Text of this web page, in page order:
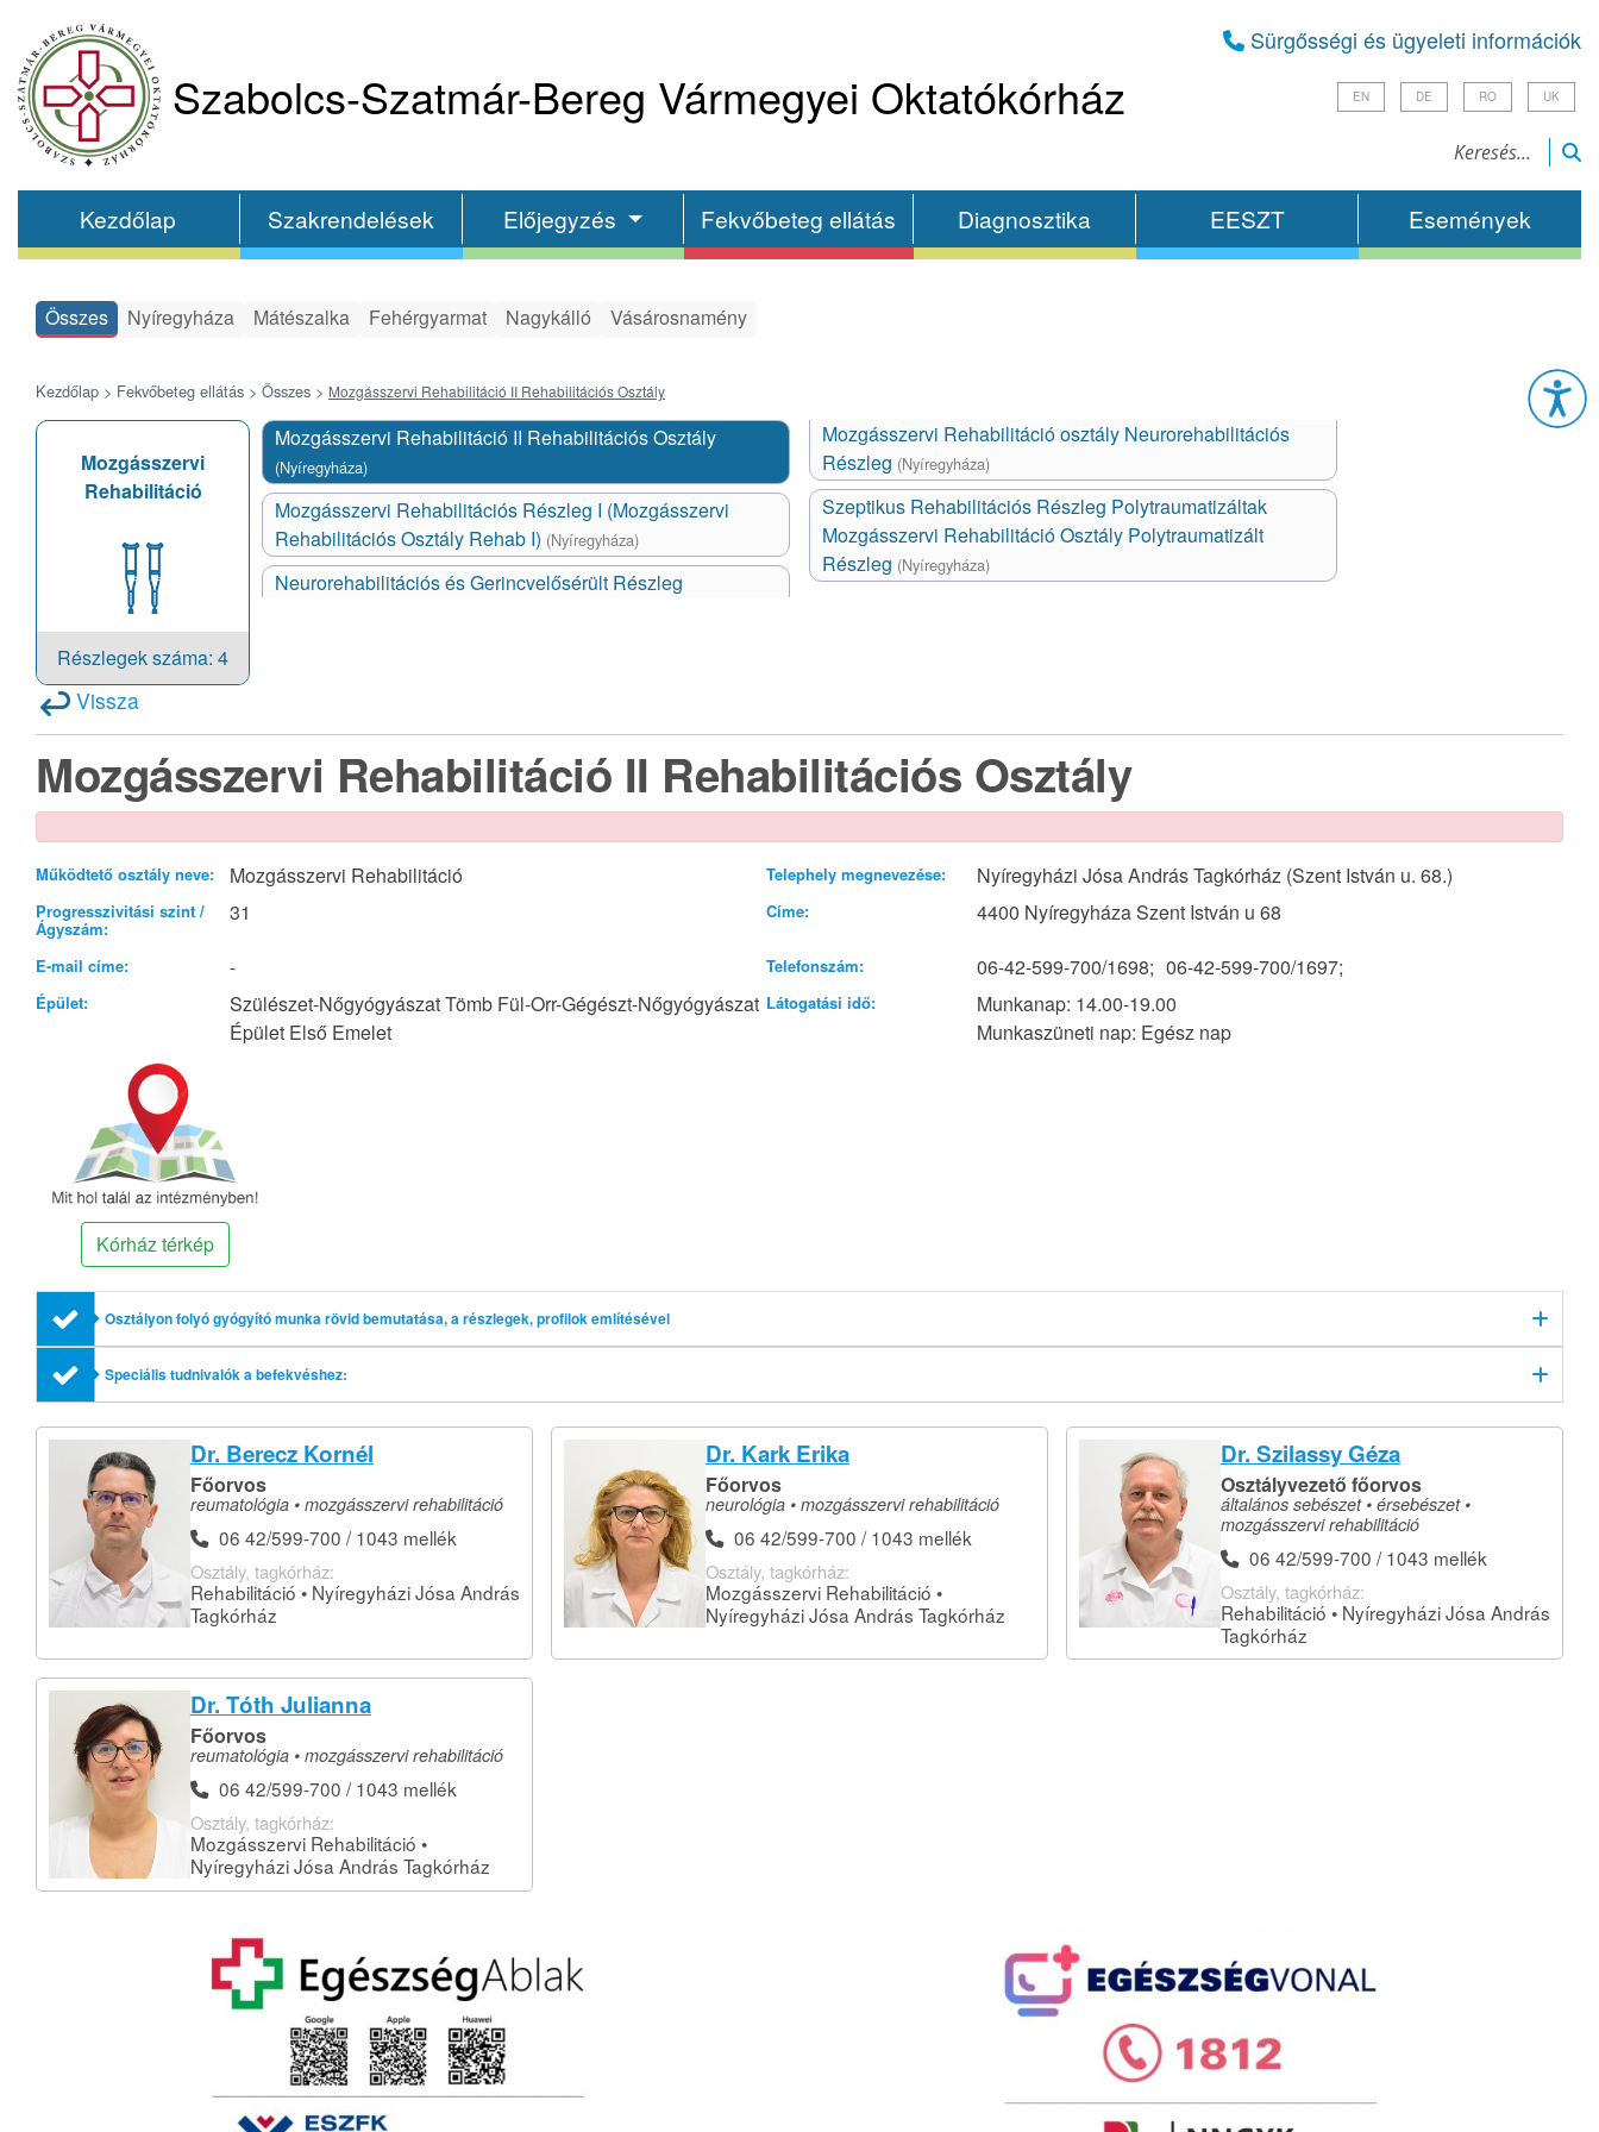
Szabolcs-Szatmár-Bereg Vármegyei Oktatókórház
Sürgősségi és ügyeleti információk
EN DE RO UK
Kezdőlap Szakrendelések Előjegyzés Fekvőbeteg ellátás Diagnosztika EESZT Események
Összes Nyíregyháza Mátészalka Fehérgyarmat Nagykálló Vásárosnamény
Kezdőlap > Fekvőbeteg ellátás > Összes > Mozgásszervi Rehabilitáció II Rehabilitációs Osztály
Mozgásszervi
Rehabilitáció
Részlegek száma: 4
Mozgásszervi Rehabilitáció II Rehabilitációs Osztály
(Nyíregyháza)
Mozgásszervi Rehabilitációs Részleg I (Mozgásszervi
Rehabilitációs Osztály Rehab I) (Nyíregyháza)
Neurorehabilitációs és Gerincvelősérült Részleg
Mozgásszervi Rehabilitáció osztály Neurorehabilitációs
Részleg (Nyíregyháza)
Szeptikus Rehabilitációs Részleg Polytraumatizáltak
Mozgásszervi Rehabilitáció Osztály Polytraumatizált
Részleg (Nyíregyháza)
Vissza
Mozgásszervi Rehabilitáció II Rehabilitációs Osztály
Működtető osztály neve: Mozgásszervi Rehabilitáció Telephely megnevezése: Nyíregyházi Jósa András Tagkórház (Szent István u. 68.)
Progresszivitási szint /
Ágyszám:
31 Címe: 4400 Nyíregyháza Szent István u 68
E-mail címe: - Telefonszám: 06-42-599-700/1698; 06-42-599-700/1697;
Épület:
Szülészet-Nőgyógyászat Tömb Fül-Orr-Gégészt-Nőgyógyászat
Épület Első Emelet
Látogatási idő:
Munkanap: 14.00-19.00
Munkaszüneti nap: Egész nap
Kórház térkép
Osztályon folyó gyógyító munka rövid bemutatása, a részlegek, profilok említésével
Speciális tudnivalók a befekvéshez:
Dr. Berecz Kornél
Főorvos
reumatológia • mozgásszervi rehabilitáció
06 42/599-700 / 1043 mellék
Osztály, tagkórház:
Rehabilitáció • Nyíregyházi Jósa András
Tagkórház
Dr. Kark Erika
Főorvos
neurológia • mozgásszervi rehabilitáció
06 42/599-700 / 1043 mellék
Osztály, tagkórház:
Mozgásszervi Rehabilitáció •
Nyíregyházi Jósa András Tagkórház
Dr. Szilassy Géza
Osztályvezető főorvos
általános sebészet • érsebészet •
mozgásszervi rehabilitáció
06 42/599-700 / 1043 mellék
Osztály, tagkórház:
Rehabilitáció • Nyíregyházi Jósa András
Tagkórház
Dr. Tóth Julianna
Főorvos
reumatológia • mozgásszervi rehabilitáció
06 42/599-700 / 1043 mellék
Osztály, tagkórház:
Mozgásszervi Rehabilitáció •
Nyíregyházi Jósa András Tagkórház